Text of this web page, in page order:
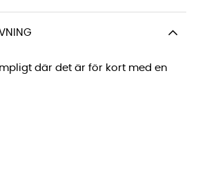
där det är för kort med en